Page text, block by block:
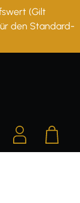
(Gilt
den Standard-